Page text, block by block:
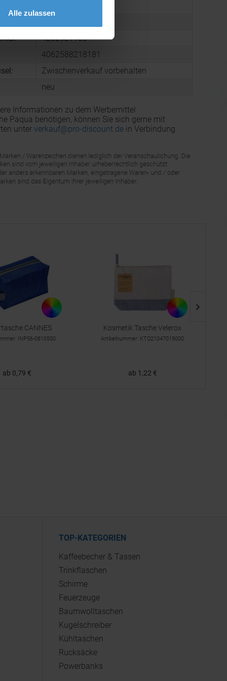
Alle zulassen
4202921100
4062588218181
Zwischenverkauf vorbehalten
neu
Informationen zu dem Werbemittel
Paqua benötigen, können Sie sich gerne mit
unter verkauf@pro-discount.dein Verbindung
CANNES
INP56-0810550
ab 0,79 €
Kosmetik Tasche Velerox
Artikelnummer: KTO21047019000
ab 1,22 €
TOP-KATEGORIEN
Kaffeebecher & Tassen
Trinkflaschen
Schirme
Feuerzeuge
Baumwolltaschen
Kugelschreiber
Kühltaschen
Rucksäcke
Powerbanks